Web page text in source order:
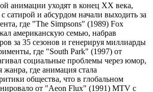
анимации уходят в конец XX века,
сатирой и абсурдом начали выходить за
где "The Simpsons" (1989) Fox
американскую семью, набрав
за 35 сезонов и генерируя миллиарды
где "South Park" (1997) от
социальные проблемы через юмор,
жанра, где анимация стала
общества, что в глобальном
от "Aeon Flux" (1991) MTV с